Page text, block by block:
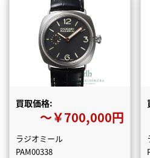
買取価格:
〜￥700,000円
ラジオミール
PAM00338